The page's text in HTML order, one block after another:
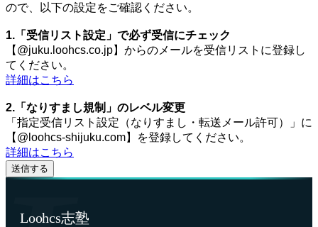
ので、以下の設定をご確認ください。
1.「受信リスト設定」で必ず受信にチェック
【@juku.loohcs.co.jp】からのメールを受信リストに登録し
てください。
詳細はこちら
2.「なりすまし規制」のレベル変更
「指定受信リスト設定（なりすまし・転送メール許可）」に
【@loohcs-shijuku.com】を登録してください。
詳細はこちら
Loohcs志塾